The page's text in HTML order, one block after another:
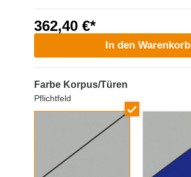
362,40 €*
In den Warenkorb
Farbe Korpus/Türen
Pflichtfeld